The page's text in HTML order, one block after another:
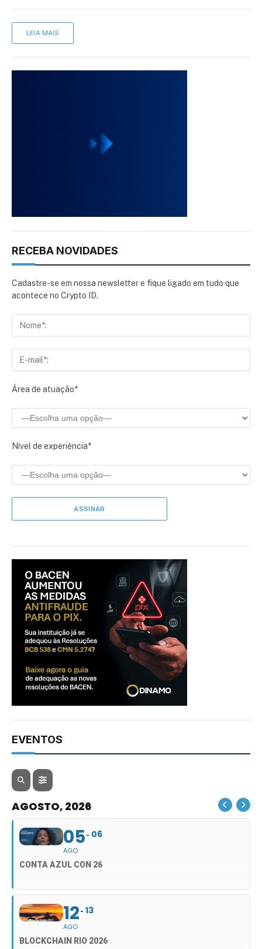
LEIA MAIS
RECEBA NOVIDADES
Cadastre-se em nossa newsletter e fique ligado em tudo que
acontece no Crypto ID.
Área de atuação*
Nível de experiência*
EVENTOS
AGOSTO, 2026
05
AGO
06
CONTA AZUL CON 26
12
AGO
13
BLOCKCHAIN RIO 2026